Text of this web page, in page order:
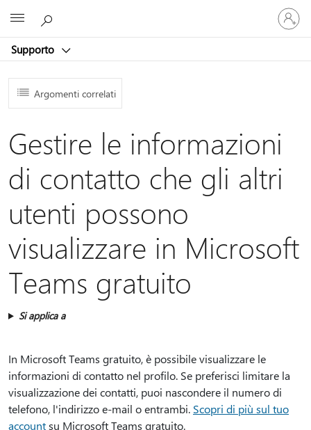
Supporto
Accedi
con
il
account
Argomenti correlati
Gestire le informazioni
di contatto che gli altri
utenti possono
visualizzare in Microsoft
Teams gratuito
Si applica a
In Microsoft Teams gratuito, è possibile visualizzare le
informazioni di contatto nel profilo. Se preferisci limitare la
visualizzazione dei contatti, puoi nascondere il numero di
telefono, l'indirizzo e-mail o entrambi. Scopri di più sul tuo
accountsu Microsoft Teams gratuito.